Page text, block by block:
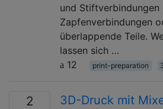
und
Zapfenverbindungen
überlappende Teile.
lassen sich …
12
print-preparation
2 3D-Druck mit